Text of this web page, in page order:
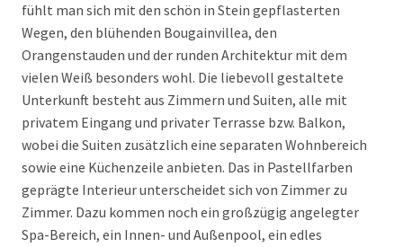
fühlt man sich mit den schön in Stein gepflasterten
Wegen, den blühenden Bougainvillea, den
Orangenstauden und der runden Architektur mit dem
vielen Weiß besonders wohl. Die liebevoll gestaltete
Unterkunft besteht aus Zimmern und Suiten, alle mit
privatem Eingang und privater Terrasse bzw. Balkon,
wobei die Suiten zusätzlich eine separaten Wohnbereich
sowie eine Küchenzeile anbieten. Das in Pastellfarben
geprägte Interieur unterscheidet sich von Zimmer zu
Zimmer. Dazu kommen noch ein großzügig angelegter
Spa-Bereich, ein Innen- und Außenpool, ein edles